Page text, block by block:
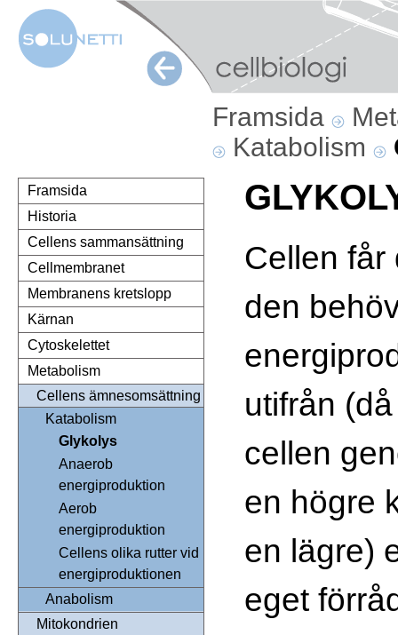
Framsida
Katabolism
Framsida
Historia
Cellens sammansättning
Cellmembranet
Membranens kretslopp
Kärnan
Cytoskelettet
Metabolism
Cellens ämnesomsättning
Katabolism
Glykolys
Anaerob
energiproduktion
Aerob
energiproduktion
Cellens olika rutter vid
energiproduktionen
Anabolism
Mitokondrien
Cellen får
den
utifrån
cellen
en högre
en lägre)
eget